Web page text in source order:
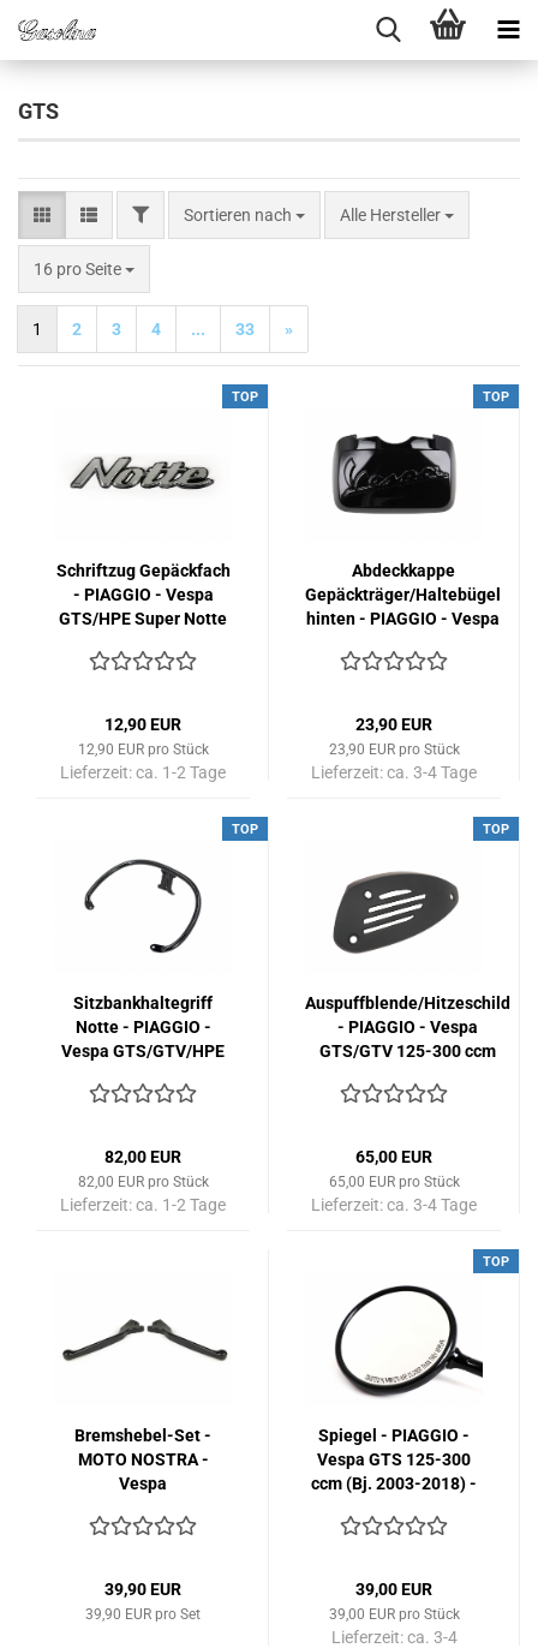
GTS
FILTERSortieren nach
Sortieren nach Alle Hersteller
16 pro Seite
pro Seite
1 2 3 4 ... 33 »
TOP
Schriftzug Gepäckfach
- PIAGGIO - Vespa
GTS/HPE Super Notte
12,90 EUR
12,90 EUR pro Stück
Lieferzeit:ca. 1-2 Tage
TOP
Abdeckkappe
Gepäckträger/Haltebügel
hinten - PIAGGIO - Vespa
300 ccm (bis Bj. 2018) -
23,90 EUR
23,90 EUR pro Stück
Lieferzeit:ca. 3-4 Tage
TOP
Sitzbankhaltegriff
Notte - PIAGGIO -
Vespa GTS/GTV/HPE
2005) - schwarz
82,00 EUR
82,00 EUR pro Stück
Lieferzeit:ca. 1-2 Tage
TOP
Auspuffblende/Hitzeschild
- PIAGGIO - Vespa
GTS/GTV 125-300 ccm
matt
65,00 EUR
65,00 EUR pro Stück
Lieferzeit:ca. 3-4 Tage
Bremshebel-Set -
MOTO NOSTRA -
Vespa
125-300 ccm -
39,90 EUR
39,90 EUR pro Set
TOP
Spiegel - PIAGGIO -
Vespa GTS 125-300
ccm (Bj. 2003-2018) -
39,00 EUR
39,00 EUR pro Stück
Lieferzeit:ca. 3-4